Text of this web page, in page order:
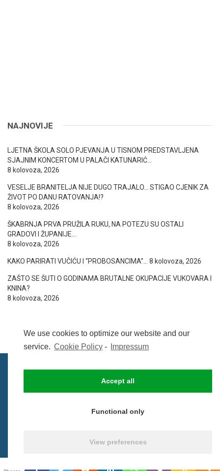
We use cookies to optimize our website and our
service. Cookie Policy - Impressum
Accept all
Functional only
View preferences
NAJNOVIJE
LJETNA ŠKOLA SOLO PJEVANJA U TISNOM PREDSTAVLJENA
SJAJNIM KONCERTOM U PALAČI KATUNARIĆ…
8 kolovoza, 2026
VESELJE BRANITELJA NIJE DUGO TRAJALO… STIGAO CJENIK ZA
ŽIVOT PO DANU RATOVANJA!?
8 kolovoza, 2026
ŠKABRNJA PRVA PRUŽILA RUKU, NA POTEZU SU OSTALI
GRADOVI I ŽUPANIJE…
8 kolovoza, 2026
KAKO PARIRATI VUČIĆU I “PROBOSANCIMA”… 8 kolovoza, 2026
ZAŠTO SE ŠUTI O GODINAMA BRUTALNE OKUPACIJE VUKOVARA I
KNINA?
8 kolovoza, 2026
UVIJETI KORIŠTENJA COOKIE POLICY (EU)